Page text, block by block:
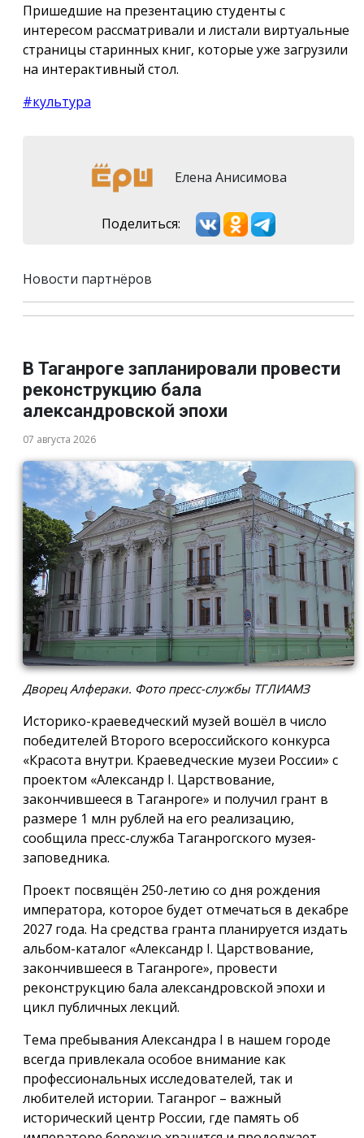
Пришедшие на презентацию студенты с
интересом рассматривали и листали виртуальные
страницы старинных книг, которые уже загрузили
на интерактивный стол.
#культура
Елена Анисимова
Поделиться:
Новости партнёров
В Таганроге запланировали провести
реконструкцию бала
александровской эпохи
07 августа 2026
Дворец Алфераки. Фото пресс-службы ТГЛИАМЗ
Историко-краеведческий музей вошёл в число
победителей Второго всероссийского конкурса
«Красота внутри. Краеведческие музеи России» с
проектом «Александр I. Царствование,
закончившееся в Таганроге» и получил грант в
размере 1 млн рублей на его реализацию,
сообщила пресс-служба Таганрогского музея-
заповедника.
Проект посвящён 250-летию со дня рождения
императора, которое будет отмечаться в декабре
2027 года. На средства гранта планируется издать
альбом-каталог «Александр I. Царствование,
закончившееся в Таганроге», провести
реконструкцию бала александровской эпохи и
цикл публичных лекций.
Тема пребывания Александра I в нашем городе
всегда привлекала особое внимание как
профессиональных исследователей, так и
любителей истории. Таганрог – важный
исторический центр России, где память об